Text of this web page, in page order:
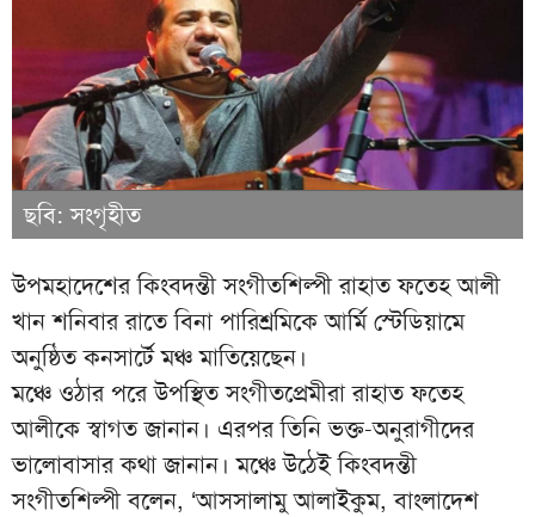
ছবি: সংগৃহীত
উপমহাদেশের কিংবদন্তী সংগীতশিল্পী রাহাত ফতেহ আলী
খান শনিবার রাতে বিনা পারিশ্রমিকে আর্মি স্টেডিয়ামে
অনুষ্ঠিত কনসার্টে মঞ্চ মাতিয়েছেন।
মঞ্চে ওঠার পরে উপস্থিত সংগীতপ্রেমীরা রাহাত ফতেহ
আলীকে স্বাগত জানান। এরপর তিনি ভক্ত-অনুরাগীদের
ভালোবাসার কথা জানান। মঞ্চে উঠেই কিংবদন্তী
সংগীতশিল্পী বলেন, ‘আসসালামু আলাইকুম, বাংলাদেশ